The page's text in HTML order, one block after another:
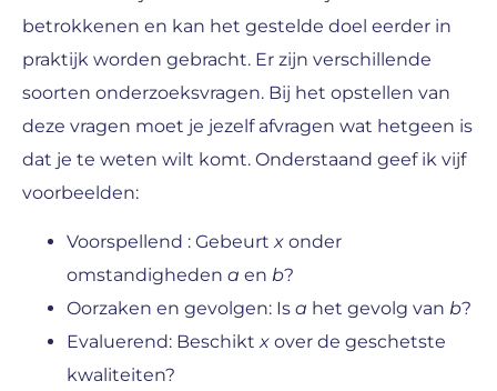
betrokkenen en kan het gestelde doel eerder in
praktijk worden gebracht. Er zijn verschillende
soorten onderzoeksvragen. Bij het opstellen van
deze vragen moet je jezelf afvragen wat hetgeen is
dat je te weten wilt komt. Onderstaand geef ik vijf
voorbeelden:
Voorspellend : Gebeurtx onder
omstandigheden a en b?
Oorzaken en gevolgen: Is a het gevolg van b?
Evaluerend: Beschiktx over de geschetste
kwaliteiten?